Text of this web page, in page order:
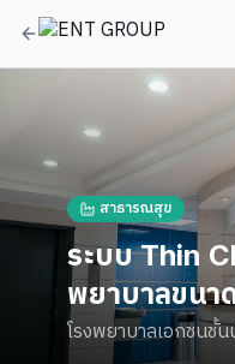
สาธารณสุข
ระบบ Thin
พยาบาลขนา
โรงพยาบาลเอกชนชั้